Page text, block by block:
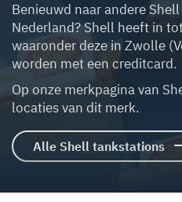
Benieuwd naar andere
Nederland? Shell heeft in
waaronder deze in Zwolle
worden met een creditcard.
Op onze merkpagina van
locaties van dit merk.
Alle Shell tankstations